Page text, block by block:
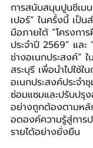
การสนับสนุนปูนซีเม
เปอร์” ในครั้งนี้ เป็
มือภายใต้ “โครงกา
ประจำปี 2569” และ
ช่างอเนกประสงค์”
สระบุรี เพื่อนำไปใช้ใ
อเนกประสงค์ประจำ
ซ่อมแซมและปรับปรุ
อย่างถูกต้องตามห
อดองค์ความรู้สู่การ
รายได้อย่างยั่งยืน